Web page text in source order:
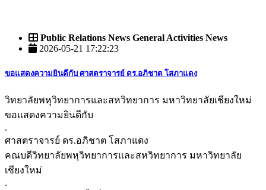
Public Relations News General Activities News
2026-05-21 17:22:23
ขอแสดงความยินดีกับ ศาสตราจารย์ ดร.อภิชาต โสภาแดง
วิทยาลัยพหุวิทยาการและสหวิทยาการ มหาวิทยาลัยเชียงใหม่
ขอแสดงความยินดีกับ
.
ศาสตราจารย์ ดร.อภิชาต โสภาแดง
คณบดีวิทยาลัยพหุวิทยาการและสหวิทยาการ มหาวิทยาลัย
เชียงใหม่
.